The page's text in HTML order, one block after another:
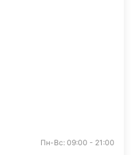
Пн-Вс: 09:00 - 21:00